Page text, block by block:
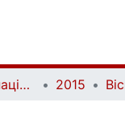
Вісник Київського національного університету імені Тараса Шевченка. Хімія | Bulletin of Taras Shevchenko National University of Kyiv. Chemistry 2015